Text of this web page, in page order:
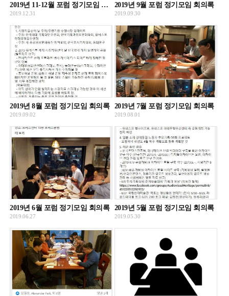
2019년 11-12월 포럼 정기모임 회의록
2019.12.31
2019년 9월 포럼 정기모임 회의록
2019.09.30
2019년 8월 포럼 정기모임 회의록
2019.09.02
2019년 7월 포럼 정기모임 회의록
2019.08.01
2019년 6월 포럼 정기모임 회의록
2019.06.27
2019년 5월 포럼 정기모임 회의록
2019.05.30